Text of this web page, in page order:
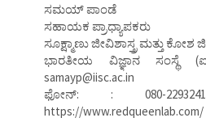
ಸಮಯ್ ಪಾಂಡೆ
ಸಹಾಯಕ ಪ್ರಾಧ್ಯಾಪಕರು
ಸೂಕ್ಷ್ಮಾಣು ಜೀವಿಶಾಸ್ತ್ರ ಮತ್ತು ಕೋಶ
ಭಾರತೀಯ ವಿಜ್ಞಾನ ಸಂಸ್ಥೆ
samayp@iisc.ac.in
ಫೋನ್: : 080-
https://www.redqueenlab.com/